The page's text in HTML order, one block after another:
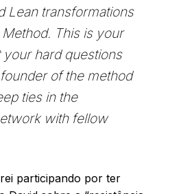
Lean transformations
This is your
hard questions
of the method
ties in the
with fellow
participando por ter